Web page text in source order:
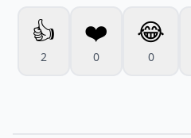
👍
2
❤️
0
😂
0